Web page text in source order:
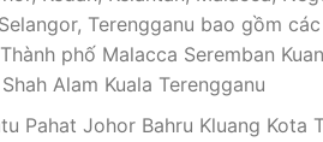
Terengganu bao gồm
phố Malacca Seremban
Alam Kuala Terengganu
Pahat Johor Bahru Kluang Kota